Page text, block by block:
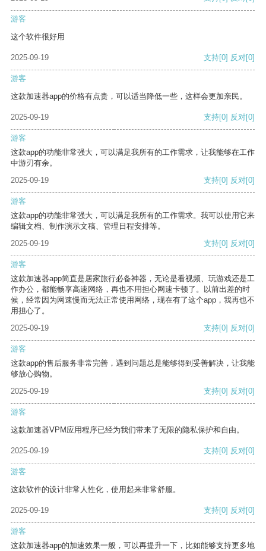
游客
这个软件很好用
2025-09-19 支持[0] 反对[0]
游客
这款加速器app的价格有点贵，可以适当降低一些，这样会更加亲民。
2025-09-19 支持[0] 反对[0]
游客
这款app的功能非常强大，可以满足我所有的工作需求，让我能够在工作
中游刃有余。
2025-09-19
支持[0] 反对[0]
游客
这款app的功能非常强大，可以满足我所有的工作需求。我可以使用它来
编辑文档、制作演示文稿、管理日程安排等。
2025-09-19
支持[0] 反对[0]
游客
这款加速器app简直是居家旅行必备神器，无论是看视频、玩游戏还是工
作办公，都能畅享高速网络，再也不用担心网速卡顿了。以前出差的时
候，经常因为网速慢而无法正常使用网络，现在有了这个app，我再也不
用担心了。
2025-09-19
支持[0] 反对[0]
游客
这款app的售后服务非常完善，遇到问题总是能够得到妥善解决，让我能
够放心购物。
2025-09-19
支持[0] 反对[0]
游客
这款加速器VPM应用程序已经为我们带来了无限的隐私保护和自由。
2025-09-19 支持[0] 反对[0]
游客
这款软件的设计非常人性化，使用起来非常舒服。
2025-09-19 支持[0] 反对[0]
游客
这款加速器app的加速效果一般，可以再提升一下，比如能够支持更多地